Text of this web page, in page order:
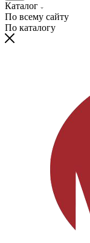
Каталог
По всему сайту
По каталогу